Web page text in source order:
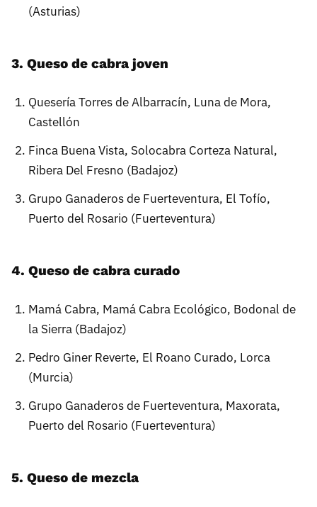
(Asturias)
3. Queso de cabra joven
Quesería Torres de Albarracín, Luna de Mora,
Castellón
Finca Buena Vista, Solocabra Corteza Natural,
Ribera Del Fresno (Badajoz)
Grupo Ganaderos de Fuerteventura, El Tofío,
Puerto del Rosario (Fuerteventura)
4. Queso de cabra curado
Mamá Cabra, Mamá Cabra Ecológico, Bodonal de
la Sierra (Badajoz)
Pedro Giner Reverte, El Roano Curado, Lorca
(Murcia)
Grupo Ganaderos de Fuerteventura, Maxorata,
Puerto del Rosario (Fuerteventura)
5. Queso de mezcla